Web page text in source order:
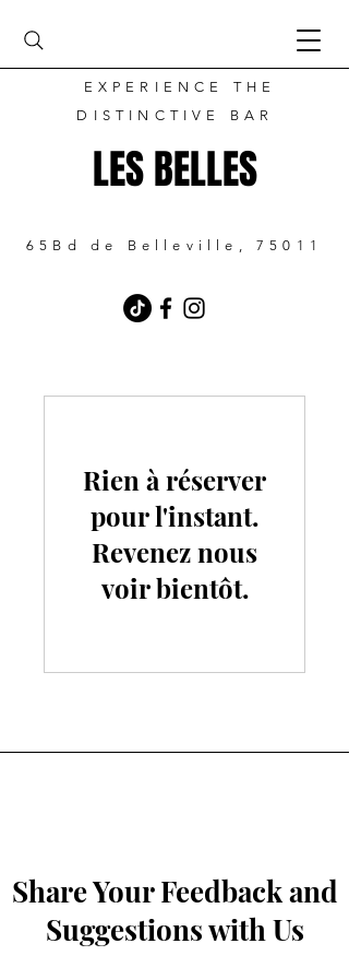
LES BELLES
EXPERIENCE THE
DISTINCTIVE BAR
65Bd de Belleville, 75011
Rien à réserver
pour l'instant.
Revenez nous
voir bientôt.
Share Your Feedback and
Suggestions with Us